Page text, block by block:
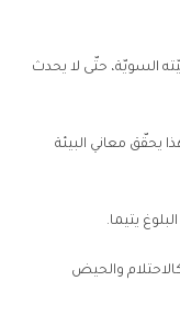
السويّة، حتّى لا يحدث
يحقّق معاني البيئة
يتيما.
والحيض